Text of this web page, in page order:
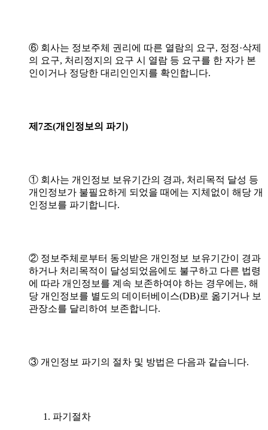
⑥ 회사는 정보주체 권리에 따른 열람의 요구, 정정·삭제
의 요구, 처리정지의 요구 시 열람 등 요구를 한 자가 본
인이거나 정당한 대리인인지를 확인합니다.
제7조(개인정보의 파기)
① 회사는 개인정보 보유기간의 경과, 처리목적 달성 등
개인정보가 불필요하게 되었을 때에는 지체없이 해당 개
인정보를 파기합니다.
② 정보주체로부터 동의받은 개인정보 보유기간이 경과
하거나 처리목적이 달성되었음에도 불구하고 다른 법령
에 따라 개인정보를 계속 보존하여야 하는 경우에는, 해
당 개인정보를 별도의 데이터베이스(DB)로 옮기거나 보
관장소를 달리하여 보존합니다.
③ 개인정보 파기의 절차 및 방법은 다음과 같습니다.
파기절차